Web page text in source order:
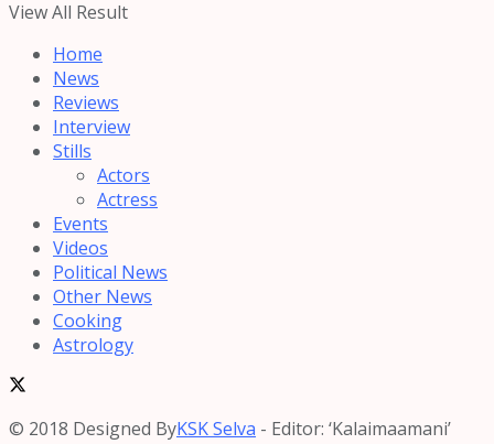
View All Result
Home
News
Reviews
Interview
Stills
Actors
Actress
Events
Videos
Political News
Other News
Cooking
Astrology
© 2018 Designed ByKSK Selva - Editor: ‘Kalaimaamani’